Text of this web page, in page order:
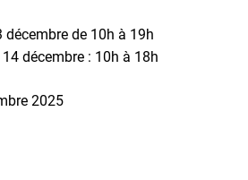
décembre de 10h à 19h
décembre : 10h à 18h
2025